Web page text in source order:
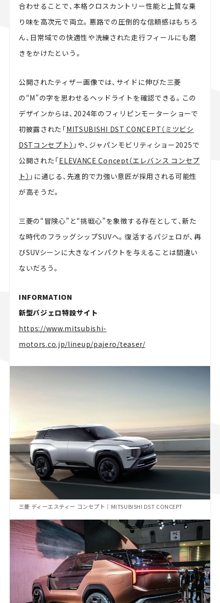
合わせることで、本格クロスカントリー性能と上質な乗
り味を高次元で両立。悪路での圧倒的な信頼感はもちろ
ん、日常域での快適性や洗練された走行フィールにも磨
きをかけたという。
公開されたティザー画像では、サイドに伸びた三菱
の“M”の字を思わせるヘッドライトを確認できる。この
デザインからは、2024年のフィリピンモーターショーで
初披露された「MITSUBISHI DST CONCEPT（ミツビシ
DSTコンセプト） 」や、ジャパンモビリティショー2025で
公開された「ELEVANCE Concept（エレバンス コンセプ
ト） 」に通じる、先進的で力強い意匠が採用される可能性
が高そうだ。
三菱の“冒険心”と“挑戦心”を象徴する存在として、新た
な時代のフラッグシップSUVへ。復活するパジェロが、再
びSUVシーンに大きなインパクトを与えることは間違い
ないだろう。
INFORMATION
新型パジェロ特設サイト
https://www.mitsubishi-
motors.co.jp/lineup/pajero/teaser/
三菱 ディーエスティー コンセプト｜MITSUBISHI DST CONCEPT